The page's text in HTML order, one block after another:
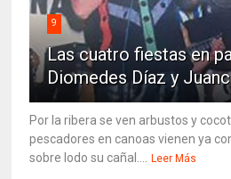
9
Las cuatro fiestas en
Diomedes Díaz y
Por la ribera se ven arbustos y
pescadores en canoas vienen ya
sobre lodo su cañal....
Leer Más